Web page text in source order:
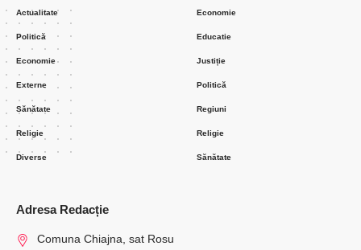
Actualitate
Politică
Economie
Externe
Sănătate
Religie
Diverse
Economie
Educatie
Justiție
Politică
Regiuni
Religie
Sănătate
Adresa Redacție
Comuna Chiajna, sat Rosu